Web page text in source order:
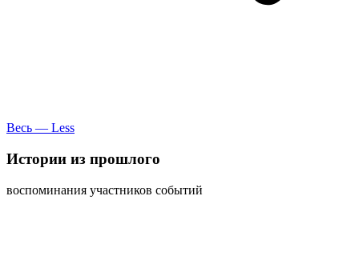
Весь — Less
Истории из прошлого
воспоминания участников событий